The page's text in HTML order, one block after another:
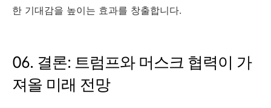
한 기대감을 높이는 효과를 창출합니다.
06. 결론: 트럼프와 머스크 협력이 가
져올 미래 전망